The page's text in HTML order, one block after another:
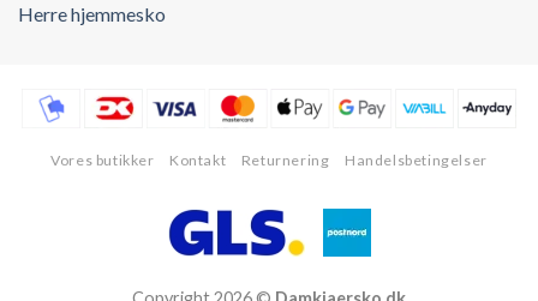
Herre hjemmesko
Vores butikker Kontakt Returnering Handelsbetingelser